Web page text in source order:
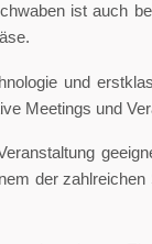
ist auch
und
Meetings und
der zahlreichen